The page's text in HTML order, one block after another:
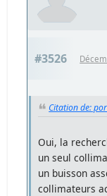
#3526
Citation de:
Oui, la
un seul
un buisson
collimateurs